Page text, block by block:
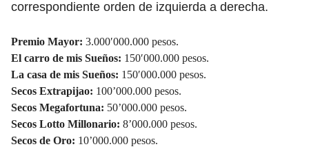
correspondiente orden de izquierda a derecha.
Premio Mayor: 3.000′000.000 pesos.
El carro de mis Sueños: 150′000.000 pesos.
La casa de mis Sueños: 150′000.000 pesos.
Secos Extrapijao: 100’000.000 pesos.
Secos Megafortuna: 50’000.000 pesos.
Secos Lotto Millonario: 8’000.000 pesos.
Secos de Oro: 10’000.000 pesos.